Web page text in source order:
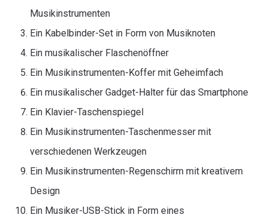
Musikinstrumenten
Ein Kabelbinder-Set in Form von Musiknoten
Ein musikalischer Flaschenöffner
Ein Musikinstrumenten-Koffer mit Geheimfach
Ein musikalischer Gadget-Halter für das Smartphone
Ein Klavier-Taschenspiegel
Ein Musikinstrumenten-Taschenmesser mit
verschiedenen Werkzeugen
Ein Musikinstrumenten-Regenschirm mit kreativem
Design
Ein Musiker-USB-Stick in Form eines